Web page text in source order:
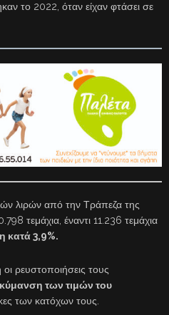
το 2022, όταν είχαν φτάσει σε
λιρών από την Τράπεζα της
τεμάχια, έναντι 11.236 τεμάχια
κατά 3,9%.
ρευστοποιήσεις τους
των τιμών του
των κατόχων τους.